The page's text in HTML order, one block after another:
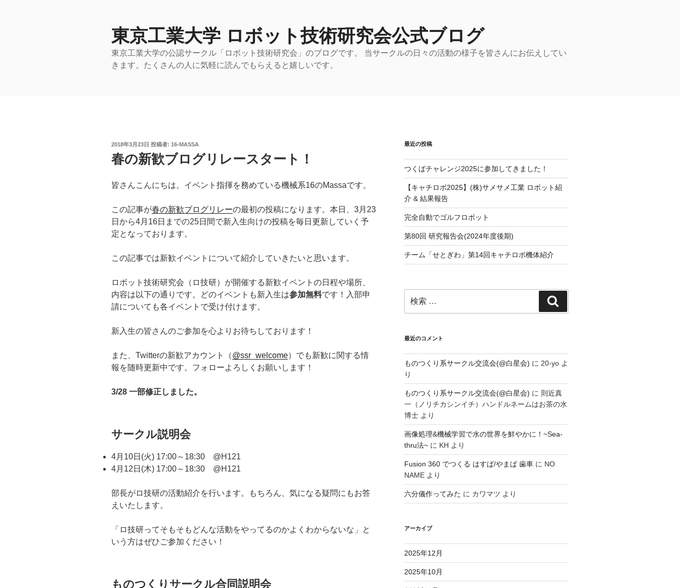
東京工業大学 ロボット技術研究会公式ブログ
東京工業大学の公認サークル「ロボット技術研究会」のブログです。 当サークルの日々の活動の様子を皆さんにお伝えしてい
きます。たくさんの人に気軽に読んでもらえると嬉しいです。
投
日:
2018年3月23日 投稿者: 16-MASSA
春の新歓ブログリレースタート！
皆さんこんにちは。イベント指揮を務めている機械系16のMassaです。
この記事が春の新歓ブログリレーの最初の投稿になります。本日、3月23
日から4月16日までの25日間で新入生向けの投稿を毎日更新していく予
定となっております。
この記事では新歓イベントについて紹介していきたいと思います。
ロボット技術研究会（ロ技研）が開催する新歓イベントの日程や場所、
内容は以下の通りです。どのイベントも新入生は参加無料です！入部申
請についても各イベントで受け付けます。
新入生の皆さんのご参加を心よりお待ちしております！
また、Twitterの新歓アカウント（@ssr_welcome）でも新歓に関する情
報を随時更新中です。フォローよろしくお願いします！
3/28 一部修正しました。
サークル説明会
4月10日(火) 17:00～18:30 @H121
4月12日(木) 17:00～18:30 @H121
部長がロ技研の活動紹介を行います。もちろん、気になる疑問にもお答
えいたします。
「ロ技研ってそもそもどんな活動をやってるのかよくわからないな」と
いう方はぜひご参加ください！
ものつくりサークル合同説明会
最近の投稿
つくばチャレンジ2025に参加してきました！
【キャチロボ2025】(株)サメサメ工業 ロボット紹
介 & 結果報告
完全自動でゴルフロボット
第80回 研究報告会(2024年度後期)
チーム「せとぎわ」第14回キャチロボ機体紹介
索:
索
最近のコメント
ものつくり系サークル交流会(@白星会) に 20-yoよ
り
ものつくり系サークル交流会(@白星会) に 則近真
一（ノリチカシンイチ）ハンドルネームはお茶の水
博士より
画像処理&機械学習で水の世界を鮮やかに！~Sea-
thru法~に KH より
Fusion 360 でつくる はすば/やまば 歯車に NO
NAMEより
六分儀作ってみた に カワマツ より
アーカイブ
2025年12月
2025年10月